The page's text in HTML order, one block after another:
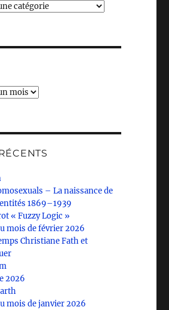
– La naissance de
1869–1939
« Fuzzy Logic »
mois de février 2026
Christiane Fath et
2026
mois de janvier 2026